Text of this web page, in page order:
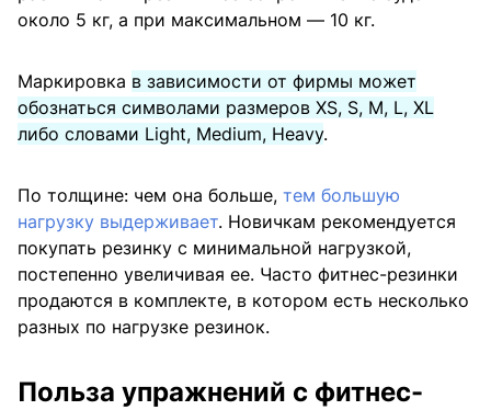
около 5 кг, а при максимальном — 10 кг.
Маркировка в зависимости от фирмы может
обознаться символами размеров XS, S, M, L, XL
либо словами Light, Medium, Heavy.
По толщине: чем она больше, тем большую
нагрузку выдерживает. Новичкам рекомендуется
покупать резинку с минимальной нагрузкой,
постепенно увеличивая ее. Часто фитнес-резинки
продаются в комплекте, в котором есть несколько
разных по нагрузке резинок.
Польза упражнений с фитнес-